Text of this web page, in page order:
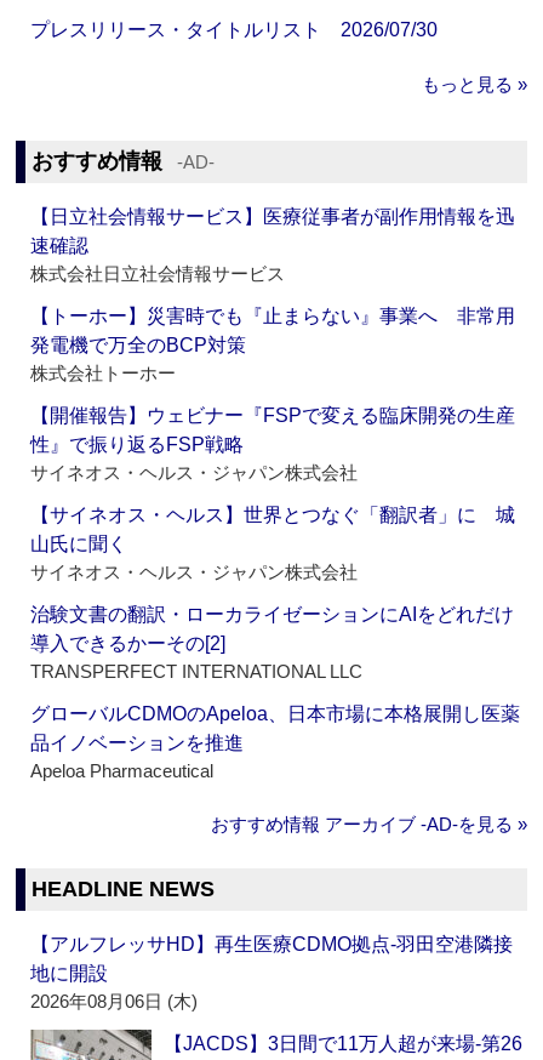
プレスリリース・タイトルリスト 2026/07/30
もっと見る »
おすすめ情報 ‐AD‐
【日立社会情報サービス】医療従事者が副作用情報を迅
速確認
株式会社日立社会情報サービス
【トーホー】災害時でも『止まらない』事業へ 非常用
発電機で万全のBCP対策
株式会社トーホー
【開催報告】ウェビナー『FSPで変える臨床開発の生産
性』で振り返るFSP戦略
サイネオス・ヘルス・ジャパン株式会社
【サイネオス・ヘルス】世界とつなぐ「翻訳者」に 城
山氏に聞く
サイネオス・ヘルス・ジャパン株式会社
治験文書の翻訳・ローカライゼーションにAIをどれだけ
導入できるかーその[2]
TRANSPERFECT INTERNATIONAL LLC
グローバルCDMOのApeloa、日本市場に本格展開し医薬
品イノベーションを推進
Apeloa Pharmaceutical
おすすめ情報 アーカイブ ‐AD‐を見る »
HEADLINE NEWS
【アルフレッサHD】再生医療CDMO拠点‐羽田空港隣接
地に開設
2026年08月06日 (木)
【JACDS】3日間で11万人超が来場‐第26